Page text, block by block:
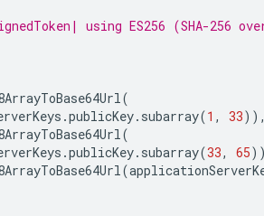
using ES256 (SHA-256
(
.publicKey. subarray(1 , 33
(
.publicKey. subarray(33, 65
(